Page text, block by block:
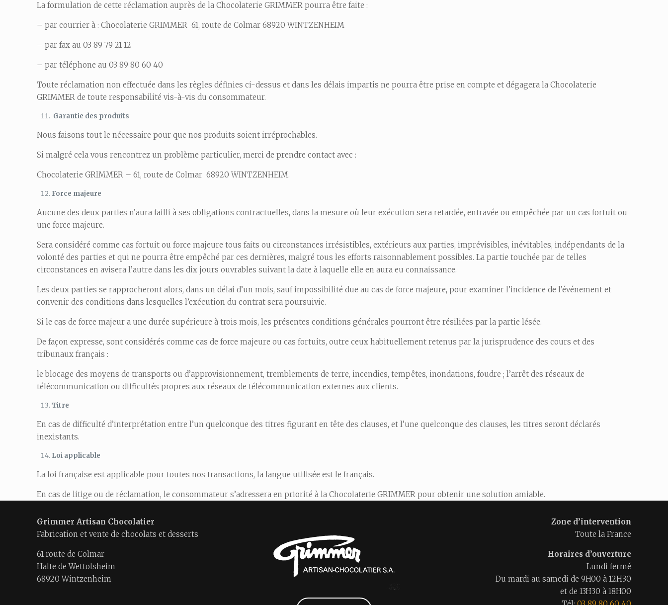
La formulation de cette réclamation auprès de la Chocolaterie GRIMMER pourra être faite :
– par courrier à : Chocolaterie GRIMMER 61, route de Colmar 68920 WINTZENHEIM
– par fax au 03 89 79 21 12
– par téléphone au 03 89 80 60 40
Toute réclamation non effectuée dans les règles définies ci-dessus et dans les délais impartis ne pourra être prise en compte et dégagera la Chocolaterie
GRIMMER de toute responsabilité vis-à-vis du consommateur.
Garantie des produits
Nous faisons tout le nécessaire pour que nos produits soient irréprochables.
Si malgré cela vous rencontrez un problème particulier, merci de prendre contact avec :
Chocolaterie GRIMMER – 61, route de Colmar 68920 WINTZENHEIM.
Force majeure
Aucune des deux parties n’aura failli à ses obligations contractuelles, dans la mesure où leur exécution sera retardée, entravée ou empêchée par un cas fortuit ou
une force majeure.
Sera considéré comme cas fortuit ou force majeure tous faits ou circonstances irrésistibles, extérieurs aux parties, imprévisibles, inévitables, indépendants de la
volonté des parties et qui ne pourra être empêché par ces dernières, malgré tous les efforts raisonnablement possibles. La partie touchée par de telles
circonstances en avisera l’autre dans les dix jours ouvrables suivant la date à laquelle elle en aura eu connaissance.
Les deux parties se rapprocheront alors, dans un délai d’un mois, sauf impossibilité due au cas de force majeure, pour examiner l’incidence de l’événement et
convenir des conditions dans lesquelles l’exécution du contrat sera poursuivie.
Si le cas de force majeur a une durée supérieure à trois mois, les présentes conditions générales pourront être résiliées par la partie lésée.
De façon expresse, sont considérés comme cas de force majeure ou cas fortuits, outre ceux habituellement retenus par la jurisprudence des cours et des
tribunaux français :
le blocage des moyens de transports ou d’approvisionnement, tremblements de terre, incendies, tempêtes, inondations, foudre ; l’arrêt des réseaux de
télécommunication ou difficultés propres aux réseaux de télécommunication externes aux clients.
Titre
En cas de difficulté d’interprétation entre l’un quelconque des titres figurant en tête des clauses, et l’une quelconque des clauses, les titres seront déclarés
inexistants.
Loi applicable
La loi française est applicable pour toutes nos transactions, la langue utilisée est le français.
En cas de litige ou de réclamation, le consommateur s’adressera en priorité à la Chocolaterie GRIMMER pour obtenir une solution amiable.
Grimmer Artisan Chocolatier
Fabrication et vente de chocolats et desserts
61 route de Colmar
Halte de Wettolsheim
68920 Wintzenheim
Zone d’intervention
Toute la France
Horaires d’ouverture
Lundi fermé
Du mardi au samedi de 9H00 à 12H30
et de 13H30 à 18H00